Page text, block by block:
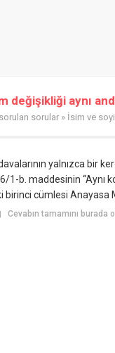
değişikliği aynı
sorular » İsim ve
yalnızca bir
1-b. maddesinin “Aynı
birinci cümlesi Anayasa
Cevabın tamamını burada